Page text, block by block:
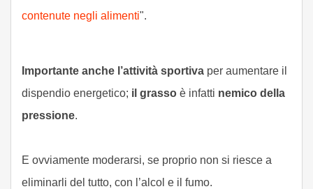
contenute negli alimenti".
Importante anche l’attività sportiva per aumentare il
dispendio energetico; il grasso è infatti nemico della
pressione.
E ovviamente moderarsi, se proprio non si riesce a
eliminarli del tutto, con l’alcol e il fumo.